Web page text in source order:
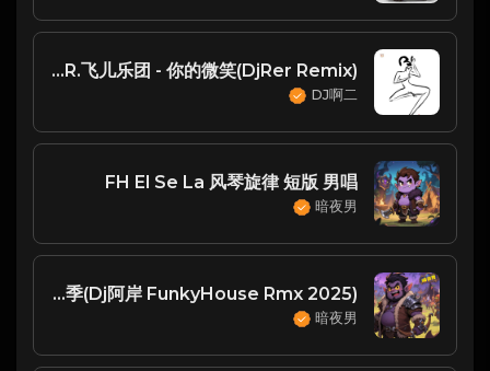
F.I.R.飞儿乐团 - 你的微笑(DjRer Remix)
DJ啊二
FH El Se La 风琴旋律 短版 男唱
暗夜男
音乐磁场 - 大约在冬季(Dj阿岸 FunkyHouse Rmx 2025)
暗夜男